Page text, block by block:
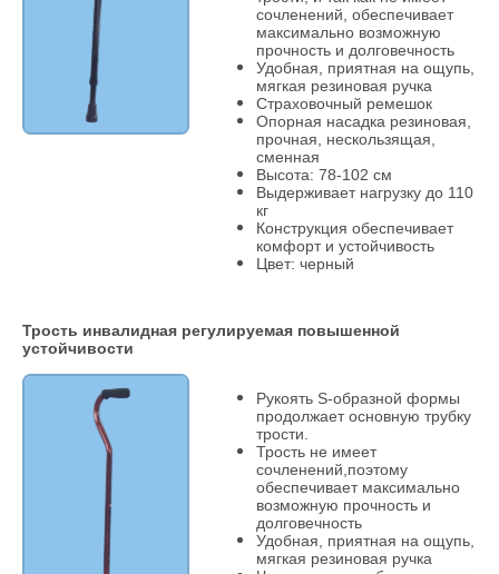
сочленений, обеспечивает
максимально возможную
прочность и долговечность
Удобная, приятная на ощупь,
мягкая резиновая ручка
Страховочный ремешок
Опорная насадка резиновая,
прочная, нескользящая,
сменная
Высота: 78-102 см
Выдерживает нагрузку до 110
кг
Конструкция обеспечивает
комфорт и устойчивость
Цвет: черный
Трость инвалидная регулируемая повышенной
устойчивости
Рукоять S-образной формы
продолжает основную трубку
трости.
Трость не имеет
сочленений,поэтому
обеспечивает максимально
возможную прочность и
долговечность
Удобная, приятная на ощупь,
мягкая резиновая ручка